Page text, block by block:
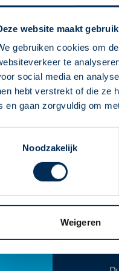
website maakt
gebruiken cookies om
te
social media en
hebt verstrekt of die ze
en gaan zorgvuldig om
Noodzakelijk
Weigeren